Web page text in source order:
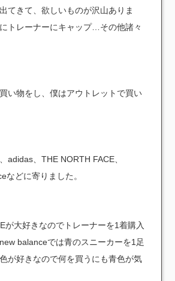
てきて、欲しいものが沢山ありま
トレーナーにキャップ…その他諸々
い物をし、僕はアウトレットで買い
adidas、THE NORTH FACE、
などに寄りました。
が大好きなのでトレーナーを1着購入
balanceでは青のスニーカーを1足
が好きなので何を買うにも青色が気